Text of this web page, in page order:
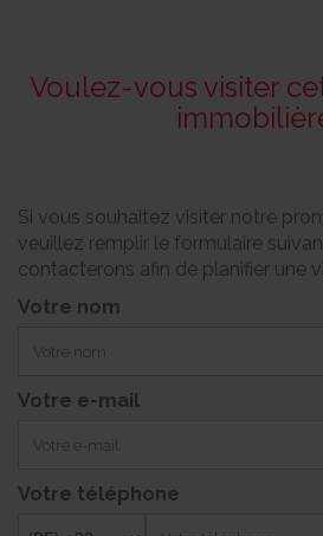
Voulez-vous visiter
Si vous souhaitez visiter notre
veuillez remplir le formulaire
contacterons afin de planifier une
Votre nom
Votre e-mail
Votre téléphone